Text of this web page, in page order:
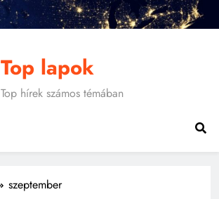
Top lapok
Top hírek számos témában
szeptember